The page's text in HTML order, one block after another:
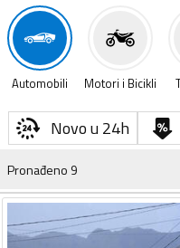
Automobili Motori i Bicikli
Novo u 24h
Pronađeno 9